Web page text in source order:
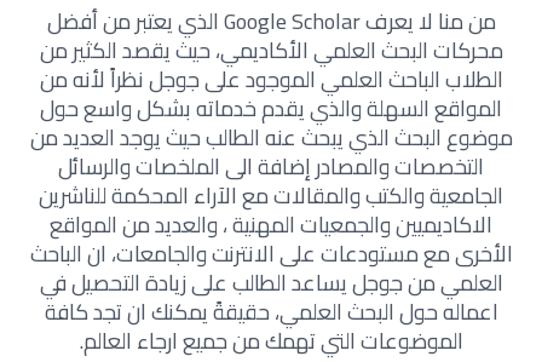
من منا لا يعرف Google Scholar الذي يعتبر من أفضل
محركات البحث العلمي الأكاديمي، حيث يقصد الكثير من
الطلاب الباحث العلمي الموجود على جوجل نظراً لأنه من
المواقع السهلة والذي يقدم خدماته بشكل واسع حول
موضوع البحث الذي يبحث عنه الطالب حيث يوجد العديد من
التخصصات والمصادر إضافة الى الملخصات والرسائل
الجامعية والكتب والمقالات مع الآراء المحكمة للناشرين
الاكاديميين والجمعيات المهنية ، والعديد من المواقع
الأخرى مع مستودعات على الانترنت والجامعات، ان الباحث
العلمي من جوجل يساعد الطالب على زيادة التحصيل في
اعماله حول البحث العلمي، حقيقةً يمكنك ان تجد كافة
الموضوعات التي تهمك من جميع ارجاء العالم.